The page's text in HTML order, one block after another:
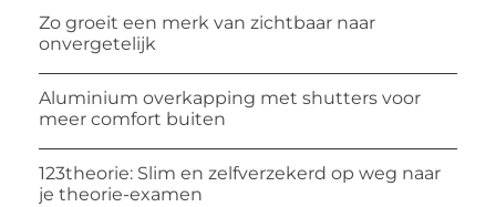
Zo groeit een merk van zichtbaar naar
onvergetelijk
Aluminium overkapping met shutters voor
meer comfort buiten
123theorie: Slim en zelfverzekerd op weg naar
je theorie-examen